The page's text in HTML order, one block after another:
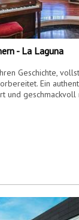
- La Laguna
Geschichte,
Ein
und geschmackvoll